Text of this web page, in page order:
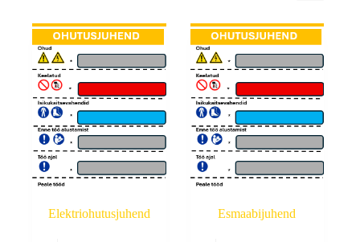
Elektriohutusjuhend Esmaabijuhend